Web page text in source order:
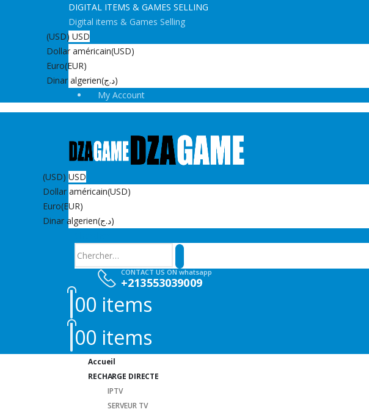
DIGITAL ITEMS & GAMES SELLING
Digital items & Games Selling
(USD) USD
Dollar américain(USD)
Euro(EUR)
Dinar algerien
(د.ج)
My Account
(USD) USD
Dollar américain(USD)
Euro(EUR)
Dinar algerien
(د.ج)
CONTACT US ON whatsapp
+213553039009
00 items
00 items
Accueil
RECHARGE DIRECTE
IPTV
SERVEUR TV